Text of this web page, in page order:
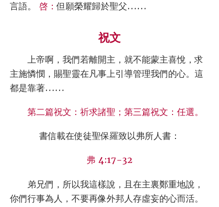
言語。 啓：但願榮耀歸於聖父……
祝文
上帝啊，我們若離開主，就不能蒙主喜悅，求
主施憐憫，賜聖靈在凡事上引導管理我們的心。這
都是靠著……
第二篇祝文：祈求諸聖；第三篇祝文：任選。
書信載在使徒聖保羅致以弗所人書：
弗 4:17-32
弟兄們，所以我這樣說，且在主裏鄭重地說，
你們行事為人，不要再像外邦人存虛妄的心而活。